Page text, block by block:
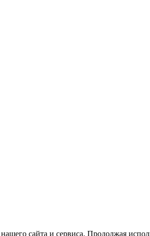
сайта и сервиса. Продолжая